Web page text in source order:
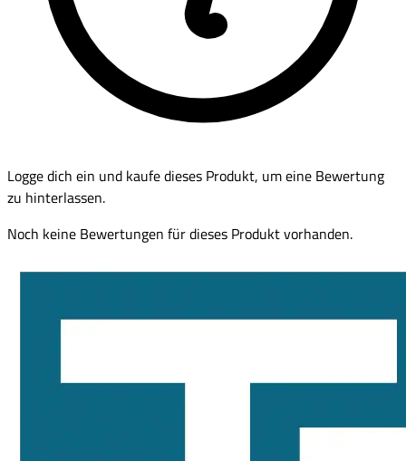
Logge dich ein und kaufe dieses Produkt, um eine Bewertung
zu hinterlassen.
Noch keine Bewertungen für dieses Produkt vorhanden.